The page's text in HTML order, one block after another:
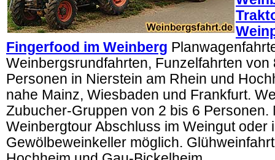
Fingerfood im Weinberg
Weinbergsrundfahrten, Funzelfahrten von
Personen in Nierstein am Rhein und
nahe Mainz, Wiesbaden und Frankfurt.
Zubucher-Gruppen von 2 bis 6 Personen.
Weinbergtour Abschluss im Weingut oder
Gewölbeweinkeller möglich.